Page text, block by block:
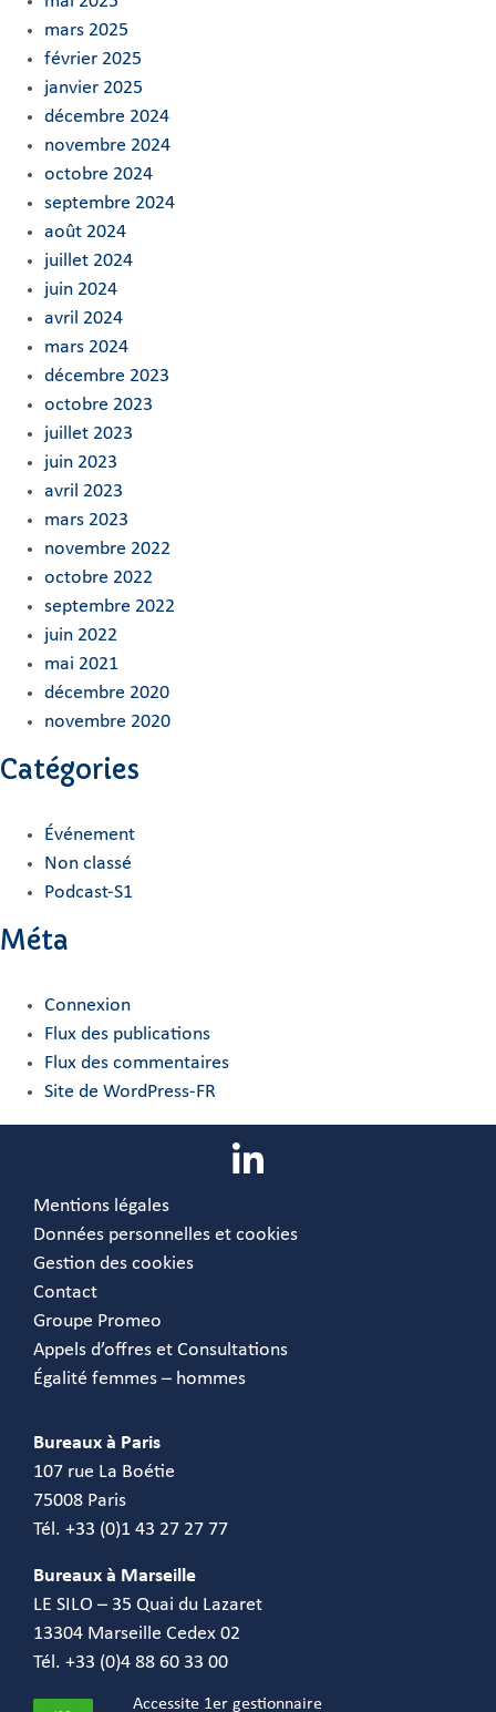
mars 2025
février 2025
janvier 2025
décembre 2024
novembre 2024
octobre 2024
septembre 2024
août 2024
juillet 2024
juin 2024
avril 2024
mars 2024
décembre 2023
octobre 2023
juillet 2023
juin 2023
avril 2023
mars 2023
novembre 2022
octobre 2022
septembre 2022
juin 2022
mai 2021
décembre 2020
novembre 2020
Catégories
Événement
Non classé
Podcast-S1
Méta
Connexion
Flux des publications
Flux des commentaires
Site de WordPress-FR
Mentions légales
Données personnelles et cookies
Gestion des cookies
Contact
Groupe Promeo
Appels d’offres et Consultations
Égalité femmes – hommes
Bureaux à Paris
107 rue La Boétie
75008 Paris
Tél. +33 (0)1 43 27 27 77
Bureaux à Marseille
LE SILO – 35 Quai du Lazaret
13304 Marseille Cedex 02
Tél. +33 (0)4 88 60 33 00
Accessite 1er gestionnaire